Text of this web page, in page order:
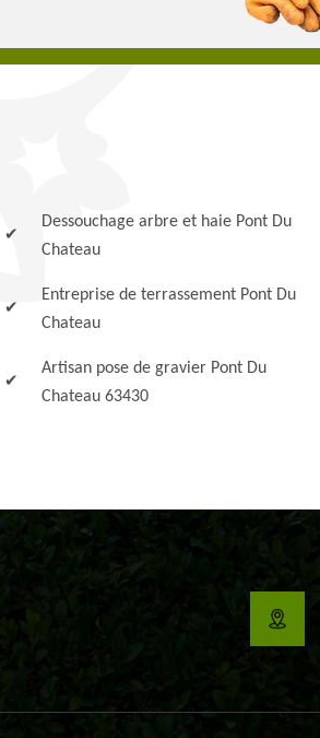
Dessouchage arbre et haie Pont Du
Chateau
Entreprise de terrassement Pont Du
Chateau
Artisan pose de gravier Pont Du
Chateau 63430